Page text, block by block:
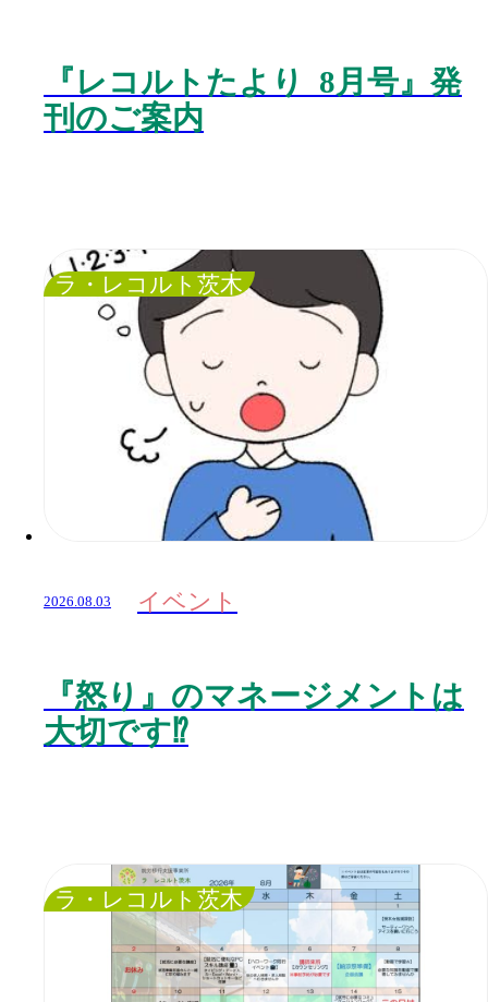
『レコルトたより 8月号』発
刊のご案内
ラ・レコルト茨木
2026.08.03 イベント
『怒り』のマネージメントは
大切です⁉️
ラ・レコルト茨木